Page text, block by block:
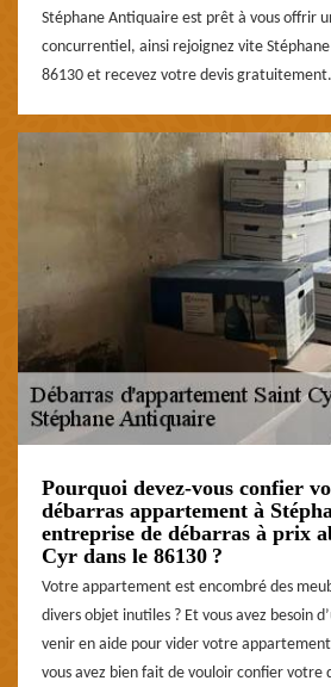
Stéphane Antiquaire est prêt à vous offrir
concurrentiel, ainsi rejoignez vite
86130 et recevez votre devis
Pourquoi devez-vous confier
débarras appartement à
entreprise de débarras à prix
Cyr dans le 86130 ?
Votre appartement est encombré des
divers objet inutiles ? Et vous avez besoin
venir en aide pour vider votre
vous avez bien fait de vouloir confier votre